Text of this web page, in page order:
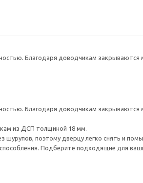
Благодаря доводчикам закрываются
Благодаря доводчикам закрываются
из ДСП толщиной 18 мм.
шурупов, поэтому дверцу легко снять и
Подберите подходящие для